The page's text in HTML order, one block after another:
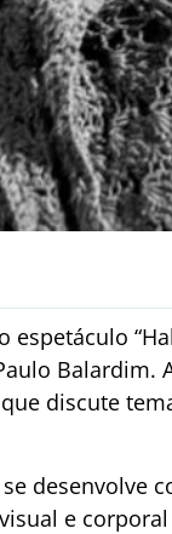
espetáculo
Balardim.
discute
desenvolve
e